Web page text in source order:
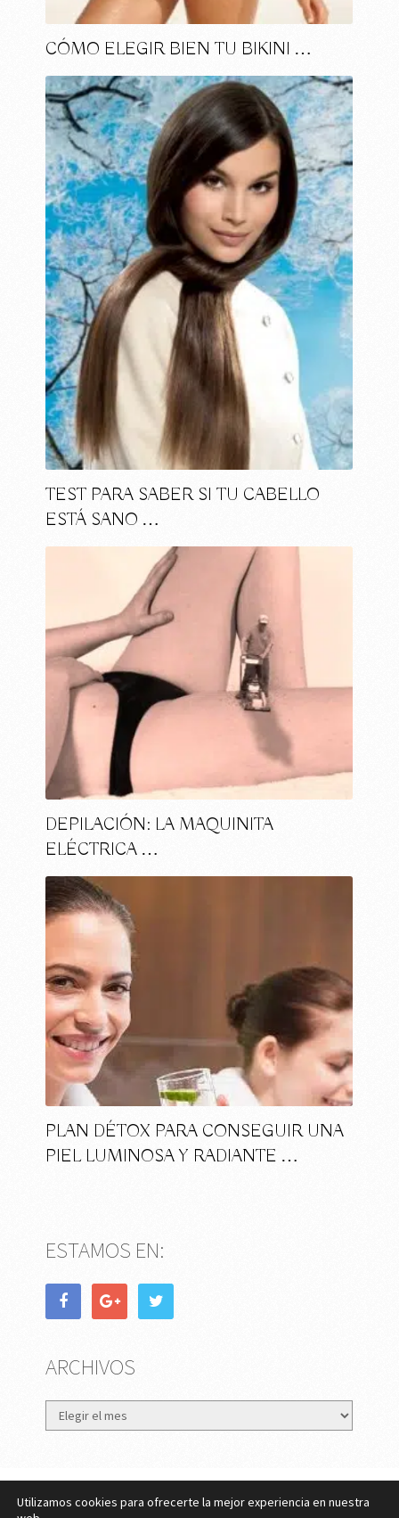
CÓMO ELEGIR BIEN TU BIKINI …
TEST PARA SABER SI TU CABELLO
ESTÁ SANO …
DEPILACIÓN: LA MAQUINITA
ELÉCTRICA …
PLAN DÉTOX PARA CONSEGUIR UNA
PIEL LUMINOSA Y RADIANTE …
ESTAMOS EN:
ARCHIVOS
Archivos
Utilizamos cookies para ofrecerte la mejor experiencia en nuestra